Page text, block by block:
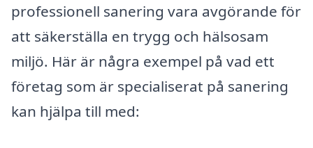
professionell sanering vara avgörande för
att säkerställa en trygg och hälsosam
miljö. Här är några exempel på vad ett
företag som är specialiserat på sanering
kan hjälpa till med: